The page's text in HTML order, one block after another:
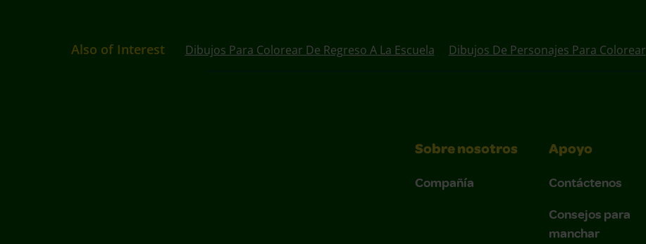
Also of Interest Dibujos Para Colorear De Regreso A La Escuela Dibujos De Personajes Para Colorear
Sobre nosotros
Compañía
Apoyo
Contáctenos
Consejos para
manchar